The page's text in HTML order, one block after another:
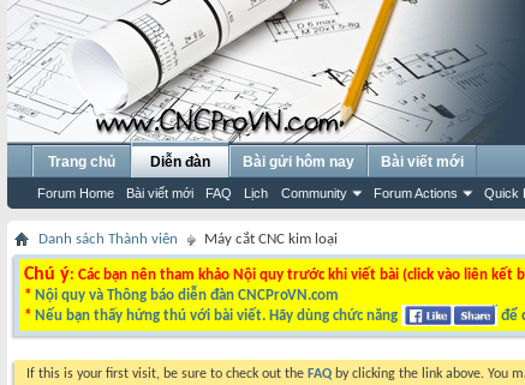
Trang chủ Diễn đàn
Forum Home Bài viết mới FAQ Lịch Community Forum Actions Quick
Bài gửi hôm nay Bài viết mới
Danh sách Thành viên Máy cắt CNC kim loại
Chú ý: Các bạn nên tham khảo Nội quy trước khi viết bài (click vào liên kết
* Nội quy và Thông báo diễn đàn CNCProVN.com
* Nếu bạn thấy hứng thú với bài viết. Hãy dùng chức năng để
If this is your first visit, be sure to check out the FAQ by clicking the link above. You